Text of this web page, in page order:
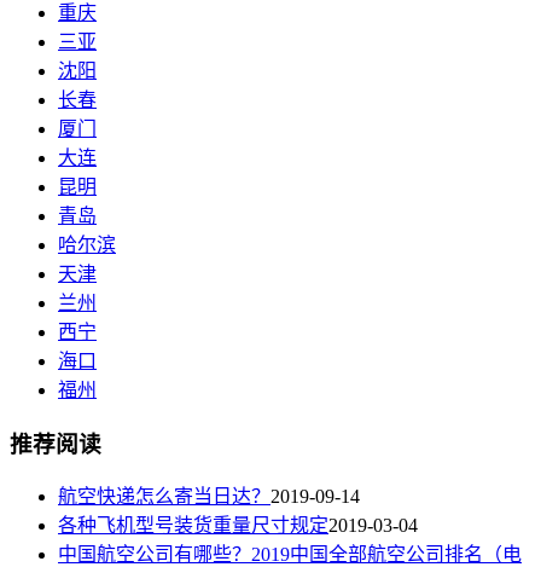
重庆
三亚
沈阳
长春
厦门
大连
昆明
青岛
哈尔滨
天津
兰州
西宁
海口
福州
推荐阅读
航空快递怎么寄当日达？ 2019-09-14
各种飞机型号装货重量尺寸规定2019-03-04
中国航空公司有哪些？2019中国全部航空公司排名（电